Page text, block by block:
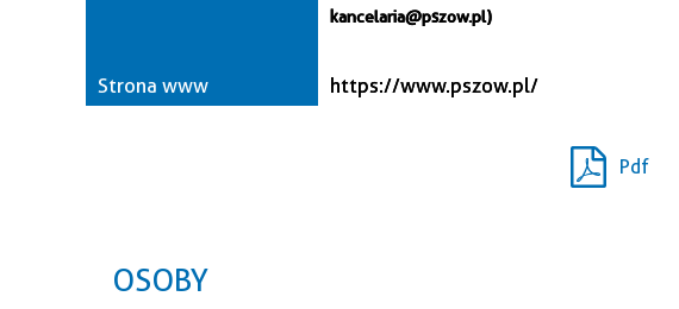
kancelaria@pszow.pl)
Strona www https://www.pszow.pl/
Pdf
OSOBY